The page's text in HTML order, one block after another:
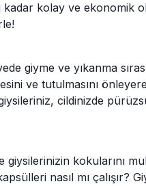
kolay ve ekonomik
giyme ve yıkanma
ve tutulmasını
cildinizde
kokularını
nasıl mı çalışır?